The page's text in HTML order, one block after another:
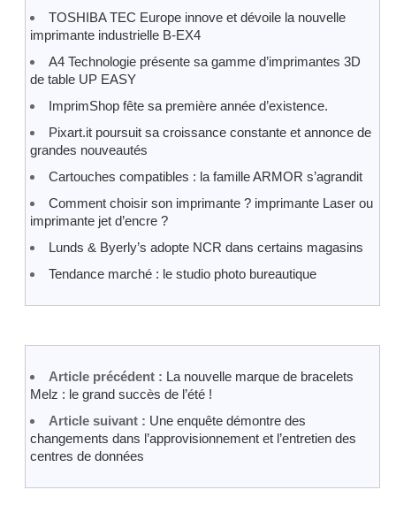
TOSHIBA TEC Europe innove et dévoile la nouvelle
imprimante industrielle B-EX4
A4 Technologie présente sa gamme d’imprimantes 3D
de table UP EASY
ImprimShop fête sa première année d’existence.
Pixart.it poursuit sa croissance constante et annonce de
grandes nouveautés
Cartouches compatibles : la famille ARMOR s’agrandit
Comment choisir son imprimante ? imprimante Laser ou
imprimante jet d’encre ?
Lunds & Byerly’s adopte NCR dans certains magasins
Tendance marché : le studio photo bureautique
Article précédent : La nouvelle marque de bracelets
Melz : le grand succès de l’été !
Article suivant : Une enquête démontre des
changements dans l’approvisionnement et l’entretien des
centres de données